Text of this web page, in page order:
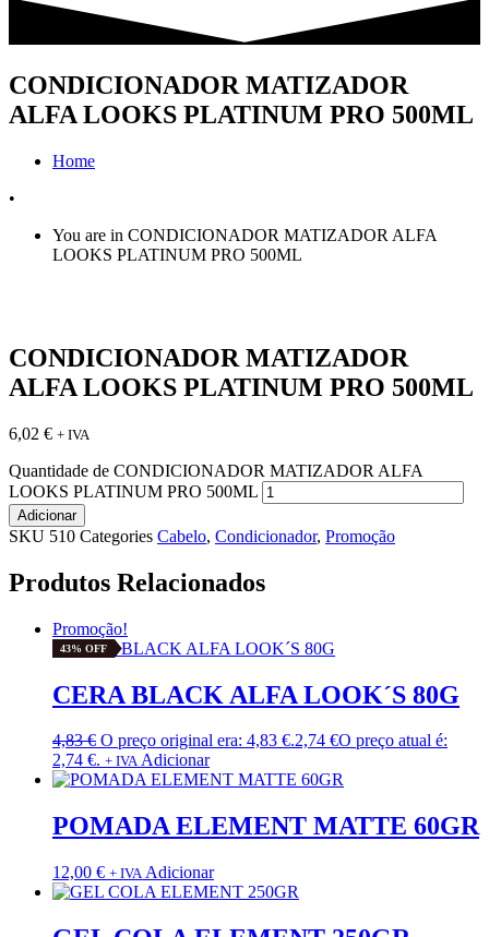
CONDICIONADOR MATIZADOR
ALFA LOOKS PLATINUM PRO 500ML
Home
•
You are in CONDICIONADOR MATIZADOR ALFA
LOOKS PLATINUM PRO 500ML
CONDICIONADOR MATIZADOR
ALFA LOOKS PLATINUM PRO 500ML
6,02 € + IVA
Quantidade de CONDICIONADOR MATIZADOR ALFA
LOOKS PLATINUM PRO 500ML
Adicionar
SKU 510 Categories Cabelo, Condicionador, Promoção
Produtos Relacionados
Promoção!
43% OFF
CERA BLACK ALFA LOOK´S 80G
4,83€ O preço original era: 4,83 €.2,74 €O preço atual é:
2,74 €. + IVA Adicionar
POMADA ELEMENT MATTE 60GR
12,00 € + IVA Adicionar